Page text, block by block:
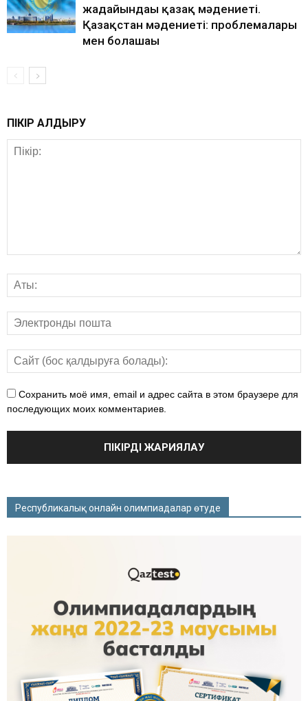
жағдайындағы қазақ мәдениеті.
Қазақстан мәдениеті: проблемалары
мен болашағы
ПІКІР ҚАЛДЫРУ
Сохранить моё имя, email и адрес сайта в этом браузере для
последующих моих комментариев.
Республикалық онлайн олимпиадалар өтуде